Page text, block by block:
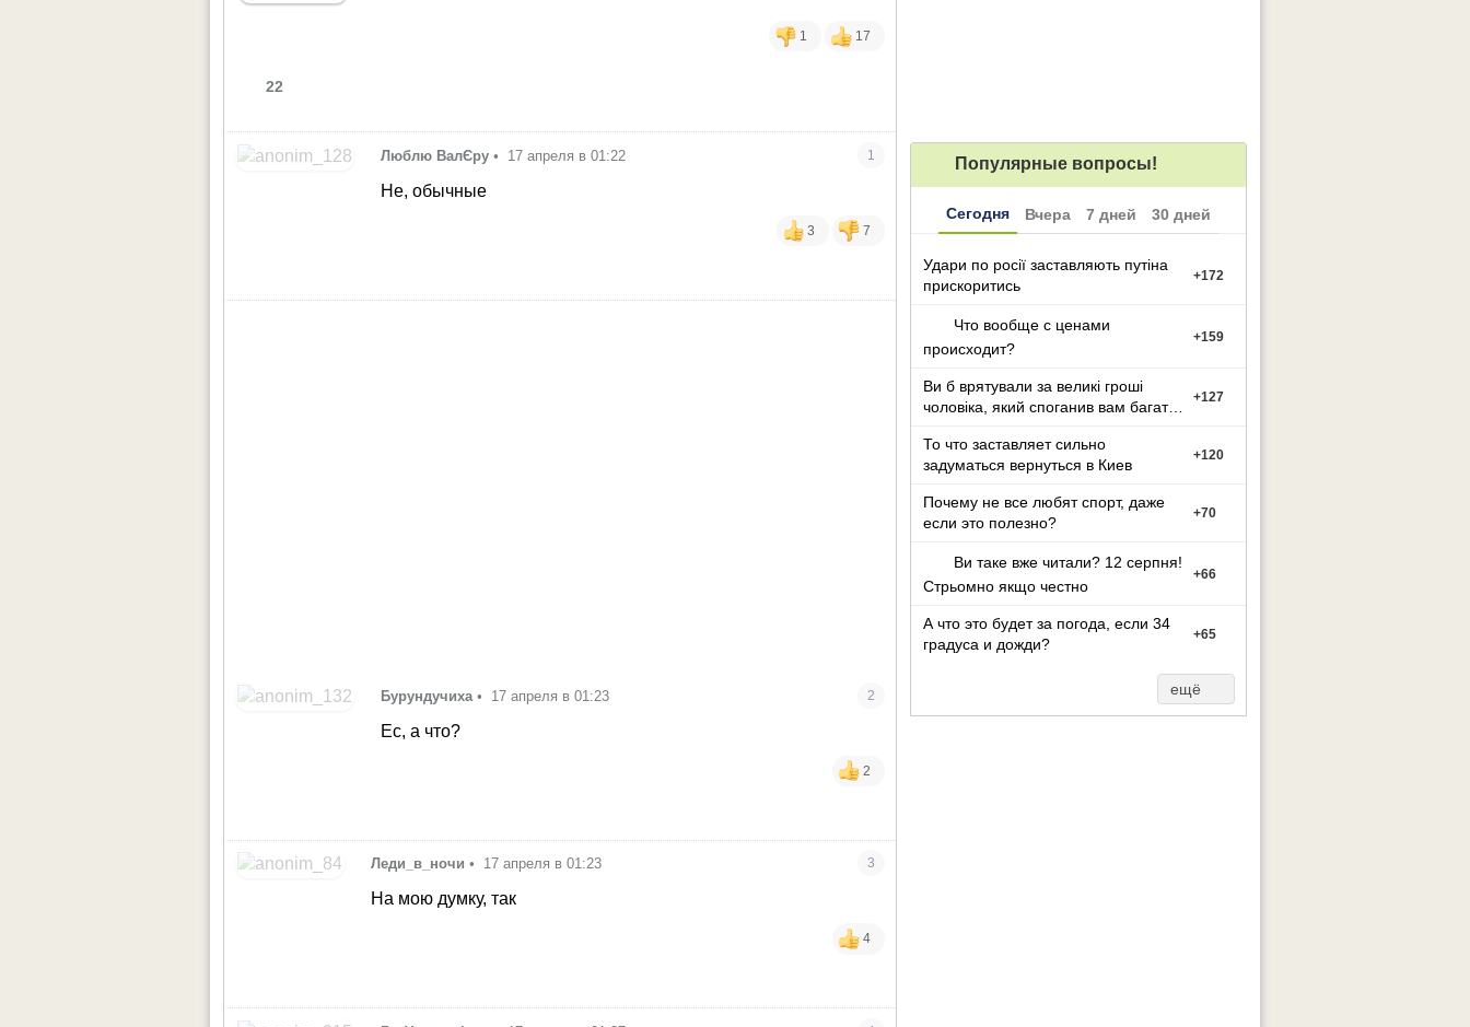
1 17
22
Люблю ВалЄру • 17 апреля в 01:22 1
Не, обычные
3 7
Бурундучиха • 17 апреля в 01:23 2
Ес, а что?
2
Леди_в_ночи • 17 апреля в 01:23 3
На мою думку, так
4
Популярные вопросы!
Сегодня Вчера 7 дней 30 дней
Удари по росії заставляють путіна
прискоритись
+172
Что вообще с ценами
происходит?
+159
Ви б врятували за великі гроші
чоловіка, який споганив вам багато
+127
То что заставляет сильно
задуматься вернуться в Киев
+120
Почему не все любят спорт, даже
если это полезно?
+70
Ви таке вже читали? 12 серпня!
Стрьомно якщо честно
+66
А что это будет за погода, если 34
градуса и дожди?
+65
ещё